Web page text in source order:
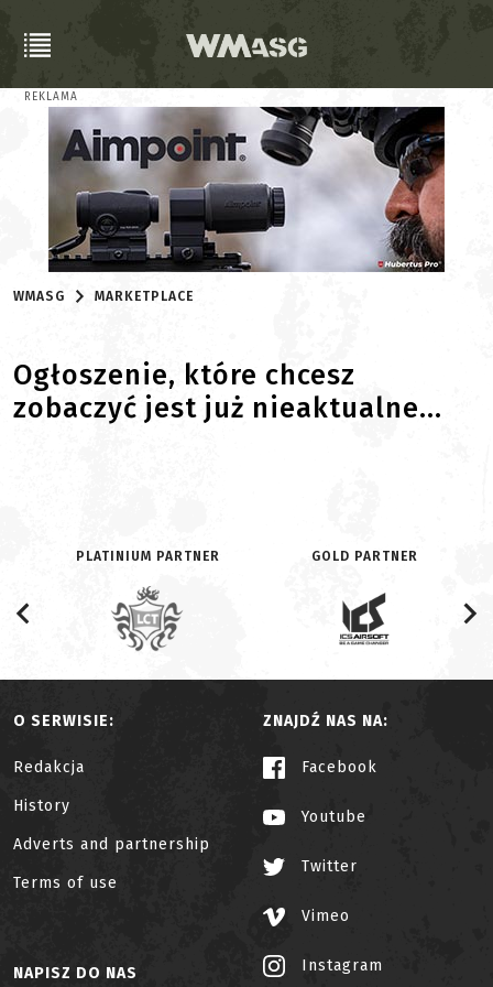
REKLAMA
WMASG MARKETPLACE
Ogłoszenie, które chcesz
zobaczyć jest już nieaktualne...
PLATINIUM PARTNER GOLD PARTNER
O SERWISIE:
Redakcja
History
Adverts and partnership
Terms of use
ZNAJDŹ NAS NA:
Facebook
Youtube
Twitter
Vimeo
Instagram
NAPISZ DO NAS